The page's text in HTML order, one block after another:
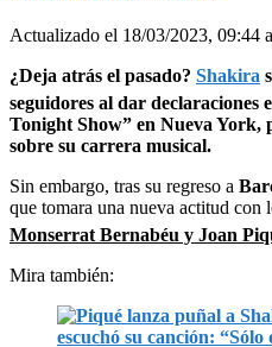
Actualizado el 18/03/2023, 09:44
¿Deja atrás el pasado? Shakira
seguidores al dar declaraciones
Tonight Show” en Nueva York,
sobre su carrera musical.
Sin embargo, tras su regreso a
que tomara una nueva actitud con
Monserrat Bernabéu y Joan
Mira también: